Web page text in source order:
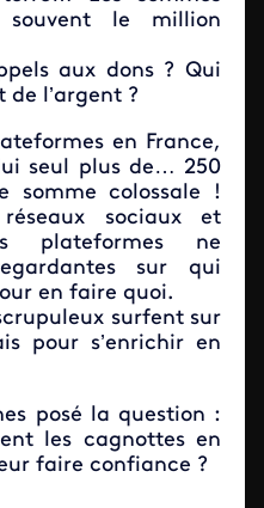
souvent le million
aux dons ? Qui
l’argent ?
en France,
seul plus de… 250
somme colossale !
sociaux et
plateformes ne
sur qui
en faire quoi.
surfent sur
pour s’enrichir en
posé la question :
les cagnottes en
faire confiance ?